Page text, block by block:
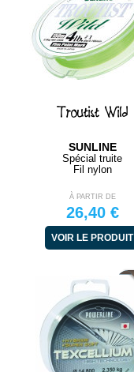
Troutist Wild
SUNLINE
Spécial truite
Fil nylon
À PARTIR DE
26,40 €
VOIR LE PRODUIT